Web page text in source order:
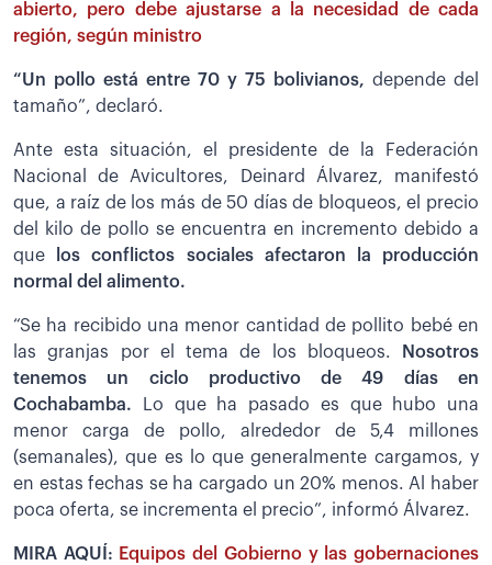
abierto, pero debe ajustarse a la necesidad de cada
región, según ministro
“Un pollo está entre 70 y 75 bolivianos, depende del
tamaño”, declaró.
Ante esta situación, el presidente de la Federación
Nacional de Avicultores, Deinard Álvarez, manifestó
que, a raíz de los más de 50 días de bloqueos, el precio
del kilo de pollo se encuentra en incremento debido a
que
los conflictos sociales afectaron la producción
normal del alimento.
“Se ha recibido una menor cantidad de pollito bebé en
las granjas por el tema de los bloqueos.
Nosotros
tenemos un ciclo productivo de 49 días en
Cochabamba. Lo que ha pasado es que hubo una
menor carga de pollo, alrededor de 5,4 millones
(semanales), que es lo que generalmente cargamos, y
en estas fechas se ha cargado un 20% menos. Al haber
poca oferta, se incrementa el precio”, informó Álvarez.
MIRA AQUÍ: Equipos del Gobierno y las gobernaciones